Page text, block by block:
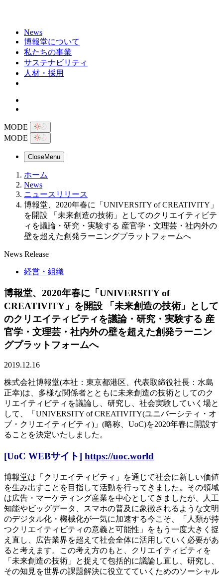
News
博報堂について
私たちの事業
サステナビリティ
人材・採用
MODE
MODE
CloseMenu
ホーム
News
ニュースリリース
博報堂、2020年春に「UNIVERSITY of CREATIVITY」
を開設 「未来創造の技術」としてのクリエイティビテ
ィを議論・研究・実験する 産官学・文理芸・社内外の
壁を超えた創発ラーニングプラットフォームへ
News Release
経営・組織
博報堂、2020年春に「UNIVERSITY of
CREATIVITY」を開設 「未来創造の技術」として
のクリエイティビティを議論・研究・実験する 産
官学・文理芸・社内外の壁を超えた創発ラーニン
グプラットフォームへ
2019.12.16
株式会社博報堂(本社：東京都港区、代表取締役社長：水島
正幸)は、多様な関係者とともに未来創造の技術としてのク
リエイティビティを議論し、研究し、社会実験していく場と
して、「UNIVERSITY of CREATIVITY(ユニバーシティ・オ
ブ・クリエイティビティ)」(略称、UoC)を2020年春に開設す
ることを決定いたしました。
[UoC WEBサイト] https://uoc.world
博報堂は「クリエイティビティ」を通じて社会に新しい価値
を生み出すことを目指して活動を行ってきました。その領域
は広告・マーケティング産業を中心としてきましたが、人工
知能やビッグデータ、スマホの普及に象徴されるような文明
のデジタル化・機械化が一気に加速する今こそ、「人類が持
つクリエイティビティの意義と可能性」をもう一度大きく捉
え直し、広告業界を超えて社会全体に活用していく必要があ
ると考えます。この考え方のもと、クリエイティビティを
「未来創造の技術」と捉えて包括的に議論し直し、研究し、
その知見を世界の課題解決に役立てていくためのソーシャル